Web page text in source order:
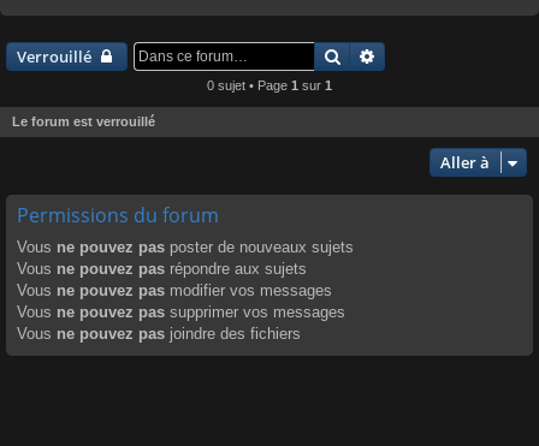
Verrouillé Rechercher
0 sujet • Page 1 sur 1
Le forum est verrouillé
Aller à
Permissions du forum
Vous ne pouvez pas poster de nouveaux sujets
Vous ne pouvez pas répondre aux sujets
Vous ne pouvez pas modifier vos messages
Vous ne pouvez pas supprimer vos messages
Vous ne pouvez pas joindre des fichiers